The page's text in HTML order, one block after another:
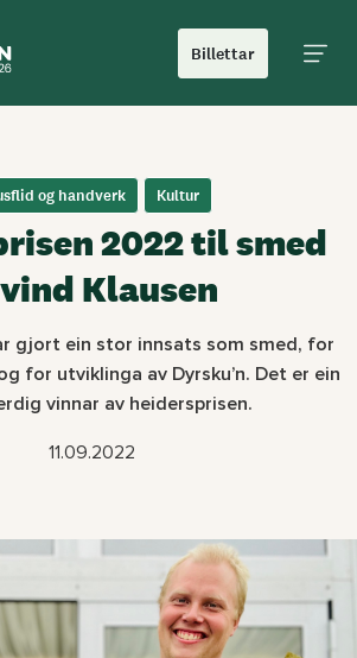
Billettar
og handverk Kultur
2022 til smed
Klausen
gjort ein stor innsats som smed, for
for utviklinga av Dyrsku’n. Det er ein
vinnar av heidersprisen.
11.09.2022